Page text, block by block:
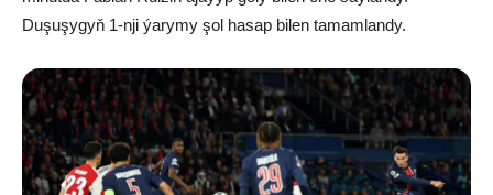
Duşuşygyň 1-nji ýarymy şol hasap bilen tamamlandy.